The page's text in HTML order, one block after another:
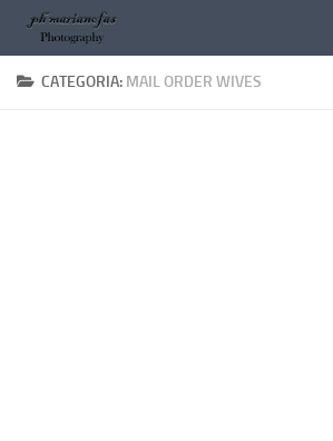
Salta al contenuto
CATEGORIA: MAIL ORDER WIVES